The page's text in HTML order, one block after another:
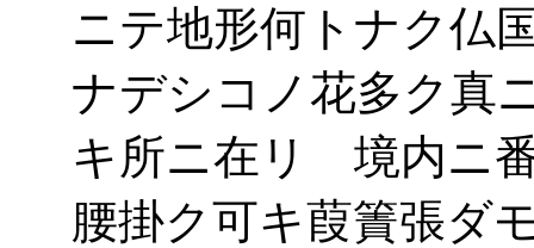
ニテ地形何トナク仏
ナデシコノ花多ク真
キ所ニ在リ 境内ニ
腰掛ク可キ葭簀張ダ